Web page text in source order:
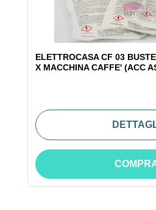
ELETTROCASA CF 03
X MACCHINA CAFFE' (ACC